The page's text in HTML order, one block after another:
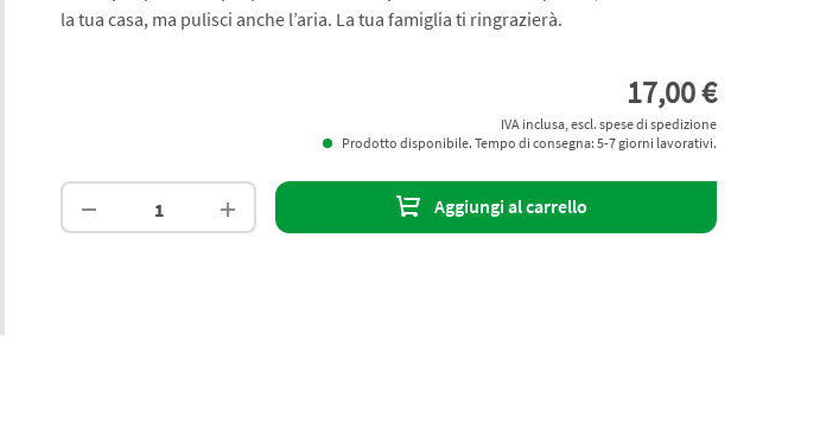
la tua casa, ma pulisci anche l’aria. La tua famiglia ti ringrazierà.
17,00 €
IVA inclusa, escl. spese di spedizione
Prodotto disponibile. Tempo di consegna: 5-7 giorni lavorativi.
Aggiungi al carrello